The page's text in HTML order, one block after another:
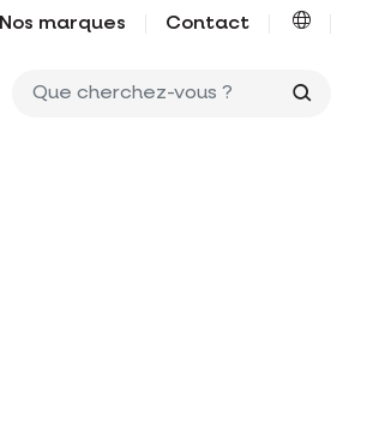
Nos marques Contact